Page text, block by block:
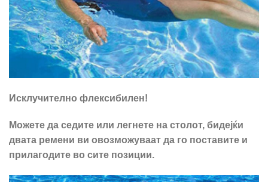
Исклучително флексибилен!
Можете да седите или легнете на столот, бидејќи
двата ремени ви овозможуваат да го поставите и
прилагодите во сите позиции.